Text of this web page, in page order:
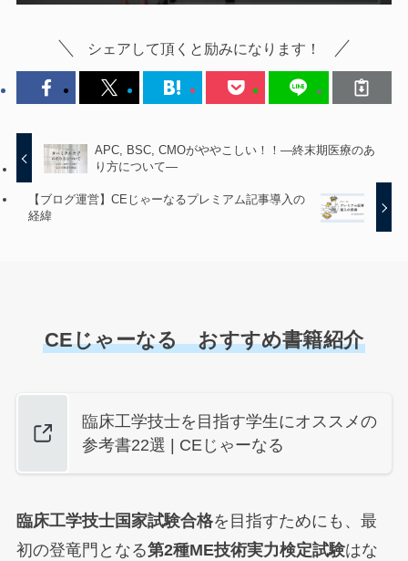
シェアして頂くと励みになります！
APC, BSC, CMOがややこしい！！—終末期医療のあ
り方について—
【ブログ運営】CEじゃーなるプレミアム記事導入の
経緯
CEじゃーなる おすすめ書籍紹介
臨床工学技士を目指す学生にオススメの
参考書22選 | CEじゃーなる
臨床工学技士国家試験合格を目指すためにも、最
初の登竜門となる第2種ME技術実力検定試験はな